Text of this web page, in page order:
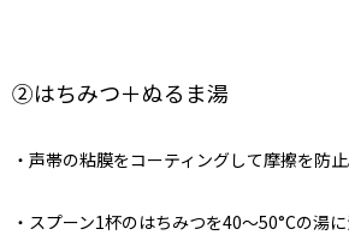
②はちみつ＋ぬるま湯
・声帯の粘膜をコーティングして摩擦を防止
・スプーン1杯のはちみつを40〜50°Cの湯に